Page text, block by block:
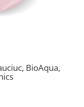
BioAqua,